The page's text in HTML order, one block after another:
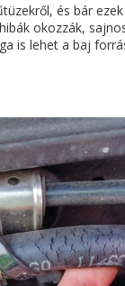
és bár
okozzák,
is lehet a baj